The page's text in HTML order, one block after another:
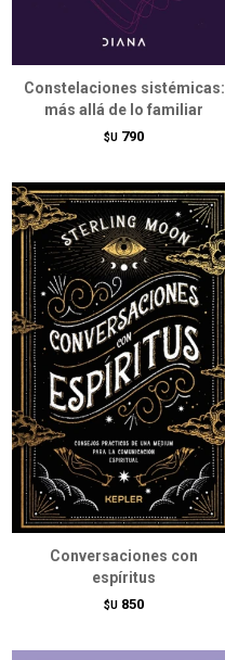
Constelaciones sistémicas:
más allá de lo familiar
$U 790
Conversaciones con
espíritus
$U 850